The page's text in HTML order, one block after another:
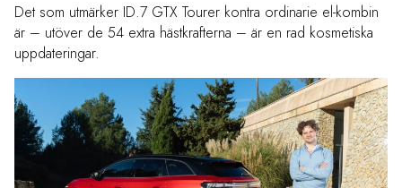
Det som utmärker ID.7 GTX Tourer kontra ordinarie el-kombin
är – utöver de 54 extra hästkrafterna – är en rad kosmetiska
uppdateringar.